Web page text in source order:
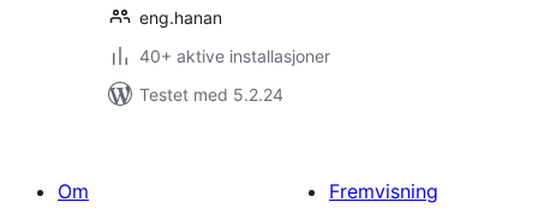
eng.hanan
40+ aktive installasjoner
Testet med 5.2.24
Om
Fremvisning